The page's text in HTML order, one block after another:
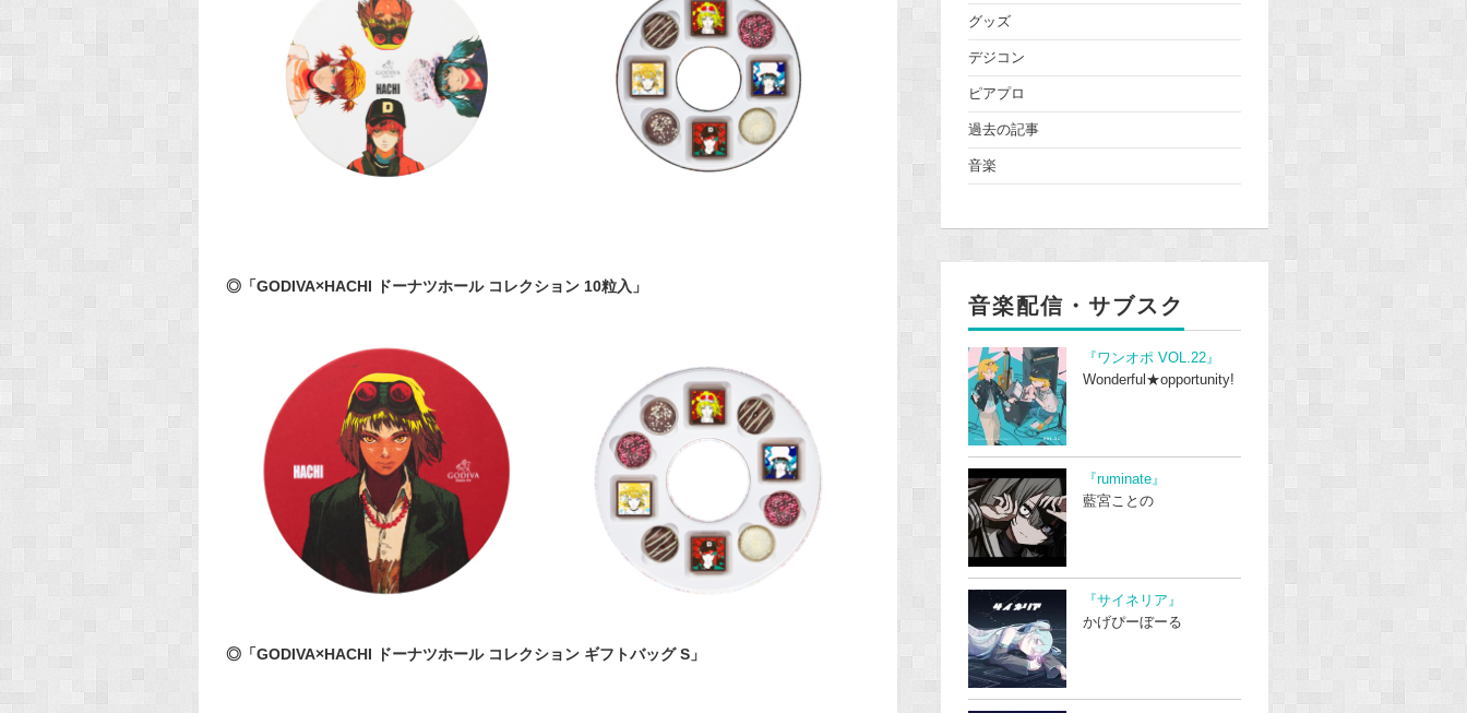
◎「GODIVA×HACHI ドーナツホール コレクション 10粒入」
◎「GODIVA×HACHI ドーナツホール コレクション ギフトバッグ S」
グッズ
デジコン
ピアプロ
過去の記事
音楽
音楽配信・サブスク
『ワンオポ VOL.22』
Wonderful★opportunity!
『ruminate』
藍宮ことの
『サイネリア』
かげぴーぼーる